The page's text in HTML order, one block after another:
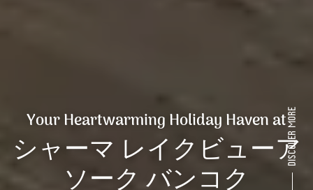
Your Heartwarming Holiday Haven at
シャーマ レイクビューア
ソーク バンコク